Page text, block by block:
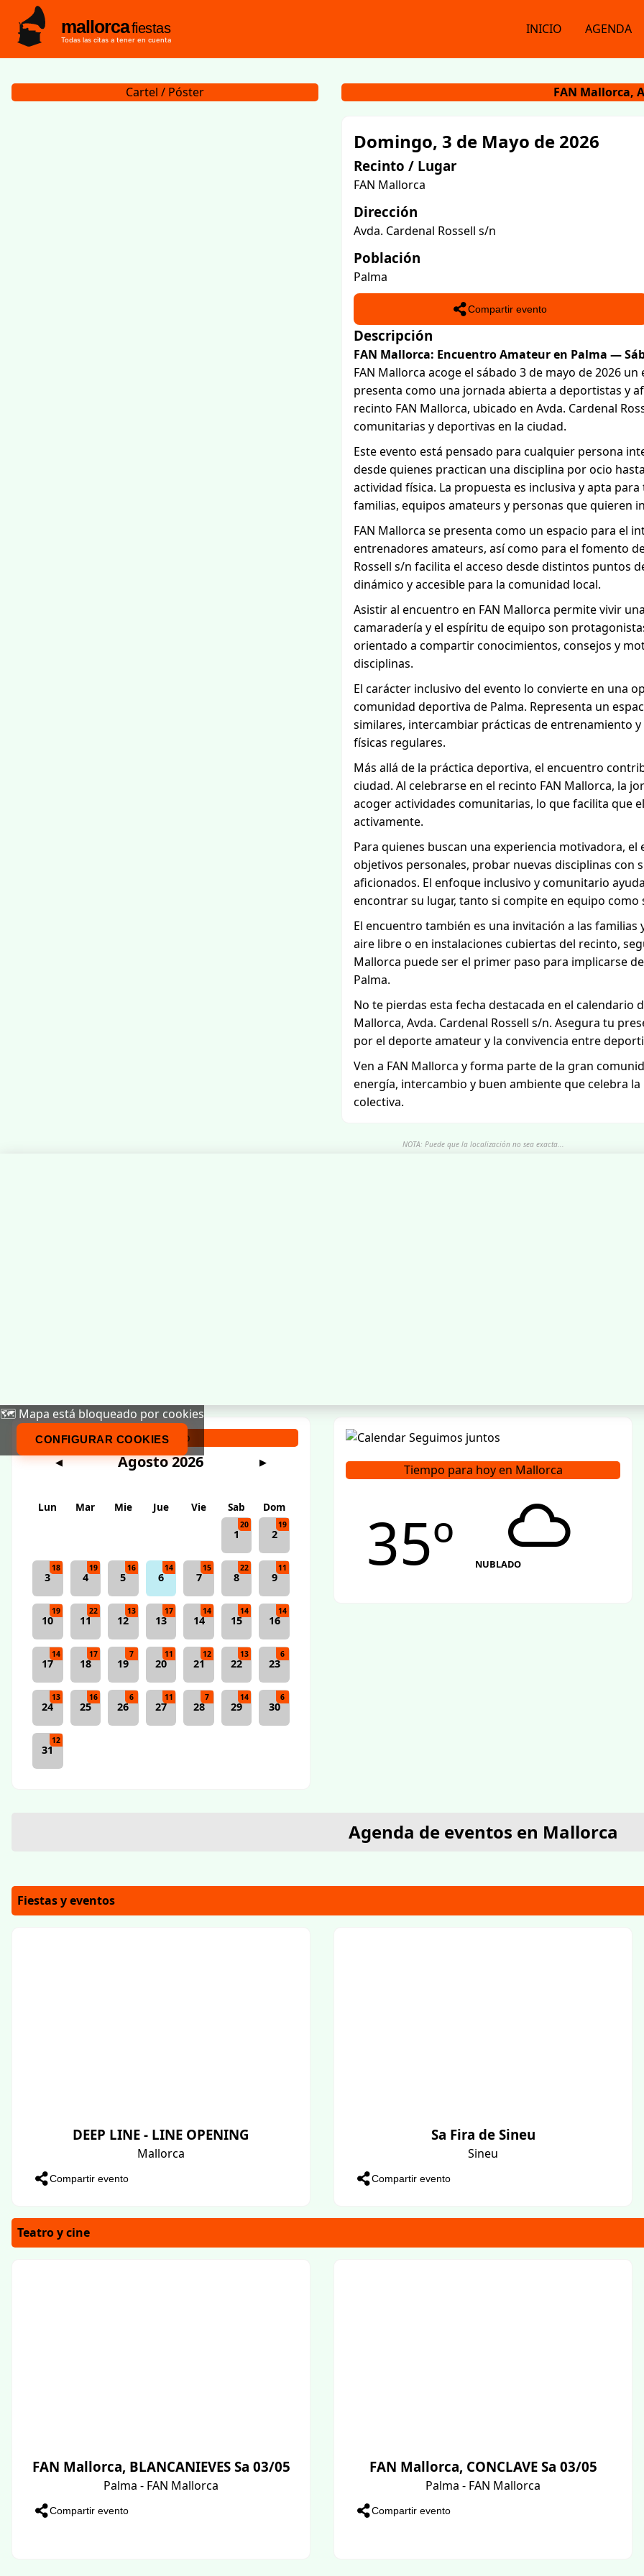
mallorcafiestas
Todas las citas a tener en cuenta
INICIO AGENDA
Cartel / Póster FAN Mallorca,
Domingo, 3 de Mayo de 2026
Recinto / Lugar
FAN Mallorca
Dirección
Avda. Cardenal Rossell s/n
Población
Palma
Compartir evento
Descripción
FAN Mallorca: Encuentro Amateur en Palma —
FAN Mallorca acoge el sábado 3 de mayo de 2026
presenta como una jornada abierta a deportistas y
recinto FAN Mallorca, ubicado en Avda. Cardenal
comunitarias y deportivas en la ciudad.
Este evento está pensado para cualquier persona
desde quienes practican una disciplina por ocio
actividad física. La propuesta es inclusiva y apta
familias, equipos amateurs y personas que quieren
FAN Mallorca se presenta como un espacio para el
entrenadores amateurs, así como para el fomento
Rossell s/n facilita el acceso desde distintos puntos
dinámico y accesible para la comunidad local.
Asistir al encuentro en FAN Mallorca permite vivir
camaradería y el espíritu de equipo son
orientado a compartir conocimientos, consejos y
disciplinas.
El carácter inclusivo del evento lo convierte en una
comunidad deportiva de Palma. Representa un
similares, intercambiar prácticas de entrenamiento
físicas regulares.
Más allá de la práctica deportiva, el encuentro
ciudad. Al celebrarse en el recinto FAN Mallorca, la
acoger actividades comunitarias, lo que facilita que
activamente.
Para quienes buscan una experiencia motivadora,
objetivos personales, probar nuevas disciplinas
aficionados. El enfoque inclusivo y comunitario
encontrar su lugar, tanto si compite en equipo
El encuentro también es una invitación a las
aire libre o en instalaciones cubiertas del recinto,
Mallorca puede ser el primer paso para implicarse
Palma.
No te pierdas esta fecha destacada en el calendario
Mallorca, Avda. Cardenal Rossell s/n. Asegura tu
por el deporte amateur y la convivencia entre
Ven a FAN Mallorca y forma parte de la gran
energía, intercambio y buen ambiente que celebra
colectiva.
NOTA: Puede que la localización no sea exacta...
🗺️ Mapa está bloqueado por cookies
CONFIGURAR COOKIES
Calendario
◀ Agosto 2026 ▶
Lun Mar Mie Jue Vie Sab
Dom
1
20
2
19
3
18
4
19
5
16
6
14
7
15
8
22
9
11
10
19
11
22
12
13
13
17
14
14
15
14
16
14
17
14
18
17
19
7
20
11
21
12
22
13
23
6
24
13
25
16
26
6
27
11
28
7
29
14
30
6
31
12
Tiempo para hoy en Mallorca
35º NUBLADO
Agenda de eventos en Mallorca
Fiestas y eventos
DEEP LINE - LINE OPENING
Mallorca
Compartir evento
Sa Fira de Sineu
Sineu
Compartir evento
Teatro y cine
FAN Mallorca, BLANCANIEVES Sa 03/05
Palma - FAN Mallorca
Compartir evento
FAN Mallorca, CONCLAVE Sa 03/05
Palma - FAN Mallorca
Compartir evento